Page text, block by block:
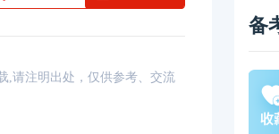
,请注明出处，仅供参考、交流
备